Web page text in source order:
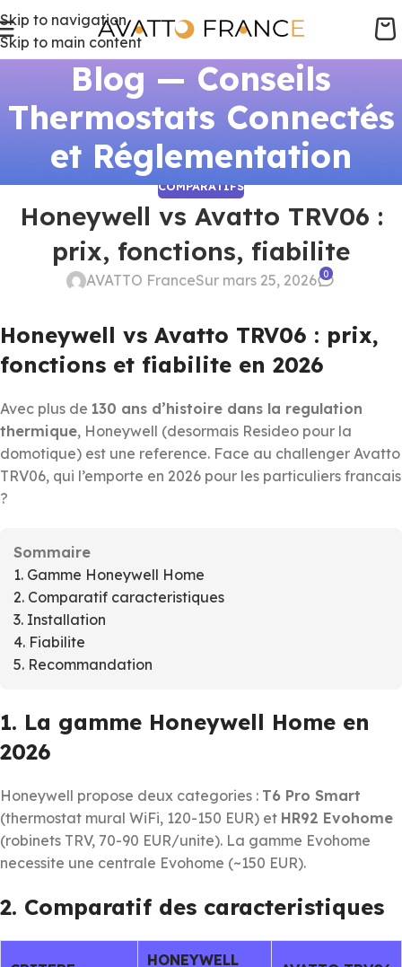
Skip to navigation
Skip to main content
Blog — Conseils
Thermostats Connectés
et Réglementation
COMPARATIFS
Honeywell vs Avatto TRV06 :
prix, fonctions, fiabilite
AVATTO FranceSur mars 25, 2026 0
Honeywell vs Avatto TRV06 : prix,
fonctions et fiabilite en 2026
Avec plus de 130 ans d’histoire dans la regulation
thermique, Honeywell (desormais Resideo pour la
domotique) est une reference. Face au challenger Avatto
TRV06, qui l’emporte en 2026 pour les particuliers francais
?
Sommaire
1. Gamme Honeywell Home
2. Comparatif caracteristiques
3. Installation
4. Fiabilite
5. Recommandation
1. La gamme Honeywell Home en
2026
Honeywell propose deux categories : T6 Pro Smart
(thermostat mural WiFi, 120-150 EUR) et HR92 Evohome
(robinets TRV, 70-90 EUR/unite). La gamme Evohome
necessite une centrale Evohome (~150 EUR).
2. Comparatif des caracteristiques
HONEYWELL